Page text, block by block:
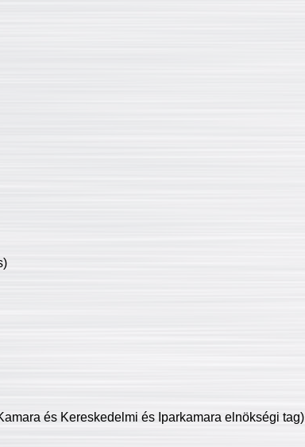
és Kereskedelmi és Iparkamara elnökségi tag)